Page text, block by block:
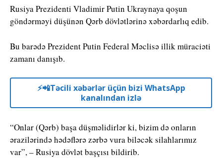
Rusiya Prezidenti Vladimir Putin Ukraynaya qoşun
göndərməyi düşünən Qərb dövlətlərinə xəbərdarlıq edib.
Bu barədə Prezident Putin Federal Məclisə illik müraciəti
zamanı danışıb.
⚡️📲Təcili xəbərlər üçün bizi WhatsApp
kanalından izlə
“Onlar (Qərb) başa düşməlidirlər ki, bizim də onların
ərazilərində hədəflərə zərbə vura biləcək silahlarımız
var”, – Rusiya dövlət başçısı bildirib.